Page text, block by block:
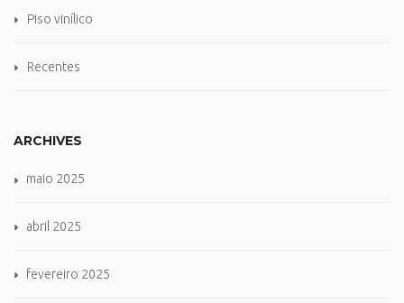
Piso vinílico
Recentes
ARCHIVES
maio 2025
abril 2025
fevereiro 2025